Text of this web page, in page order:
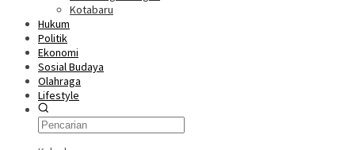
Kotabaru
Hukum
Politik
Ekonomi
Sosial Budaya
Olahraga
Lifestyle